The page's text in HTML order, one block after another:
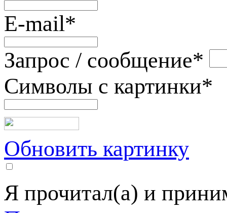
E-mail*
Запрос / сообщение*
Символы с картинки*
Обновить картинку
Я прочитал(а) и